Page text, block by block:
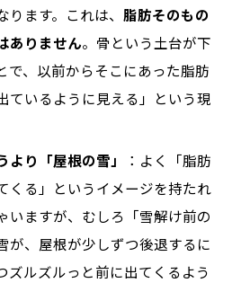
ります。これは、脂肪そのもの
ありません。骨という土台が下
で、以前からそこにあった脂肪
ているように見える」という現
より「屋根の雪」
：よく「脂肪
くる」というイメージを持たれ
いますが、むしろ「雪解け前の
が、屋根が少しずつ後退するに
ズルズルっと前に出てくるよう